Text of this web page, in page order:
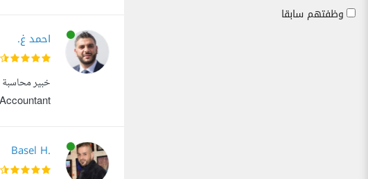
وظفتهم سابقا
احمد غ.
Basel H.